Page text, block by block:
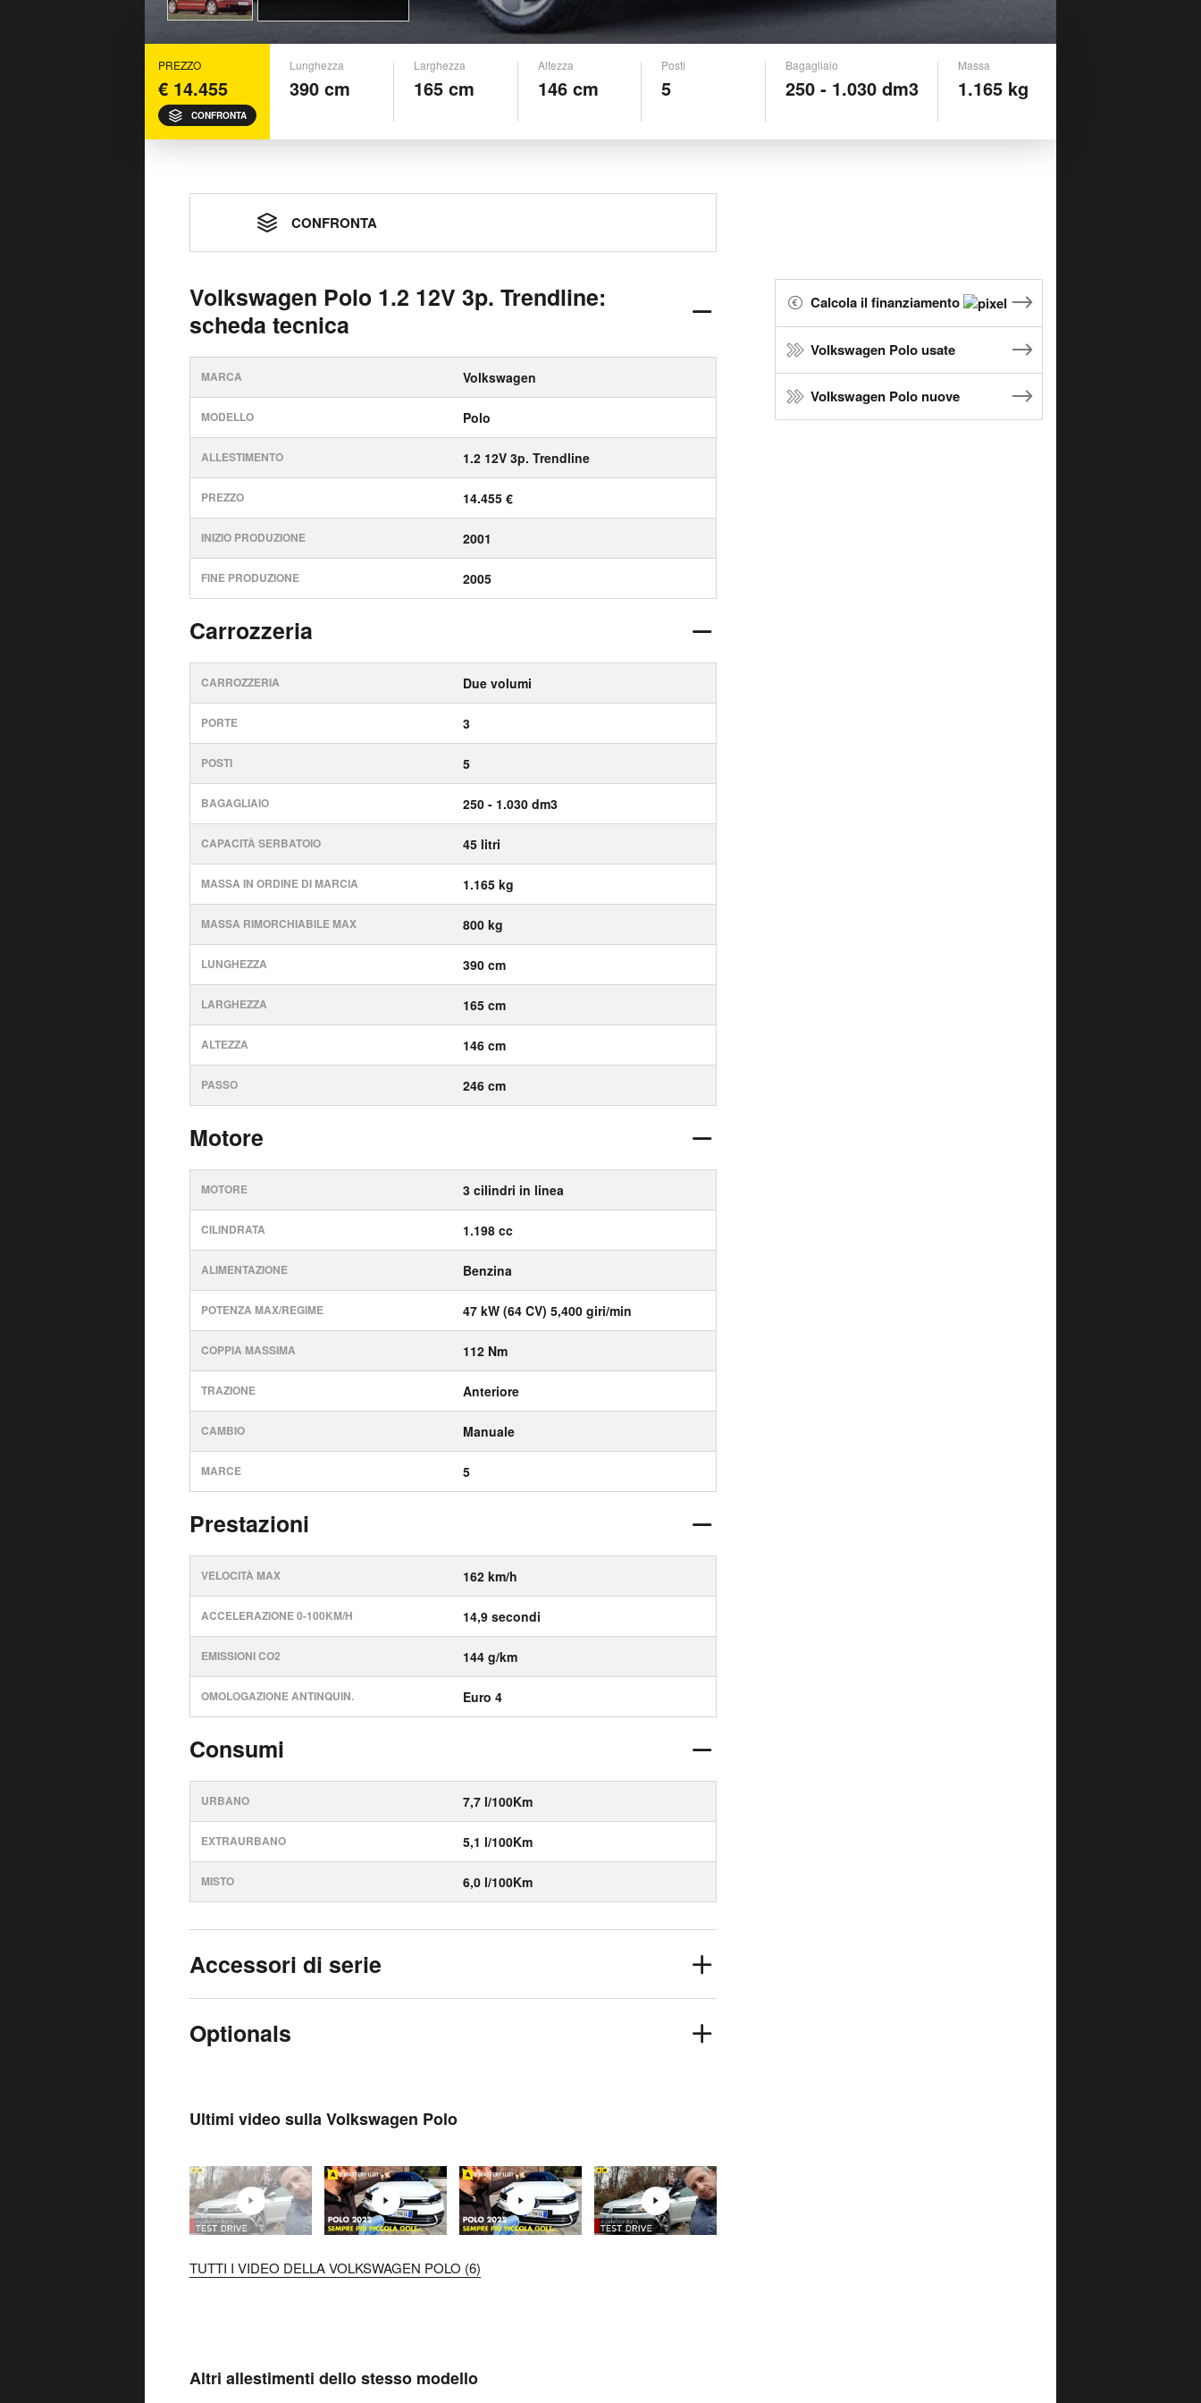
PREZZO
€ 14.455
CONFRONTA
Lunghezza
390 cm
Larghezza
165 cm
Altezza
146 cm
Posti
5
Bagagliaio
250 - 1.030 dm3
Massa
1.165 kg
CONFRONTA
Volkswagen Polo 1.2 12V 3p. Trendline:
scheda tecnica
MARCA Volkswagen
MODELLO Polo
ALLESTIMENTO 1.2 12V 3p. Trendline
PREZZO 14.455 €
INIZIO PRODUZIONE 2001
FINE PRODUZIONE 2005
Carrozzeria
CARROZZERIA Due volumi
PORTE 3
POSTI 5
BAGAGLIAIO 250 - 1.030 dm3
CAPACITÀ SERBATOIO 45 litri
MASSA IN ORDINE DI MARCIA 1.165 kg
MASSA RIMORCHIABILE MAX 800 kg
LUNGHEZZA 390 cm
LARGHEZZA 165 cm
ALTEZZA 146 cm
PASSO 246 cm
Motore
MOTORE 3 cilindri in linea
CILINDRATA 1.198 cc
ALIMENTAZIONE Benzina
POTENZA MAX/REGIME 47 kW (64 CV) 5,400 giri/min
COPPIA MASSIMA 112 Nm
TRAZIONE Anteriore
CAMBIO Manuale
MARCE 5
Prestazioni
VELOCITÀ MAX 162 km/h
ACCELERAZIONE 0-100KM/H 14,9 secondi
EMISSIONI CO2 144 g/km
OMOLOGAZIONE ANTINQUIN. Euro 4
Consumi
URBANO 7,7 l/100Km
EXTRAURBANO 5,1 l/100Km
MISTO 6,0 l/100Km
Accessori di serie
Optionals
Ultimi video sulla Volkswagen Polo
TUTTI I VIDEO DELLA VOLKSWAGEN POLO (6)
Calcola il finanziamento
Volkswagen Polo usate
Volkswagen Polo nuove
Altri allestimenti dello stesso modello